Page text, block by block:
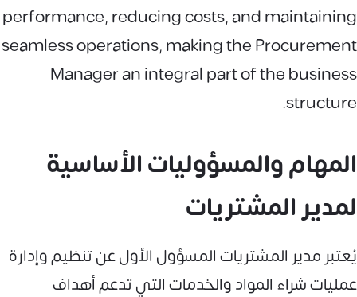
performance, reducing costs, and maintaining
seamless operations, making the Procurement
Manager an integral part of the business
structure.
المهام والمسؤوليات الأساسية
لمدير المشتريات
يُعتبر مدير المشتريات المسؤول الأول عن تنظيم وإدارة
عمليات شراء المواد والخدمات التي تدعم أهداف